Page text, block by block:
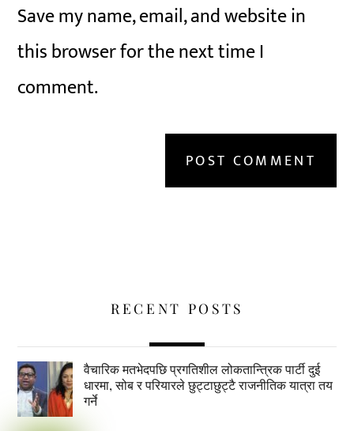
Save my name, email, and website in
this browser for the next time I
comment.
RECENT POSTS
वैचारिक मतभेदपछि प्रगतिशील लोकतान्त्रिक पार्टी दुई
धारमा, सोब र परियारले छुट्टाछुट्टै राजनीतिक यात्रा तय
गर्ने